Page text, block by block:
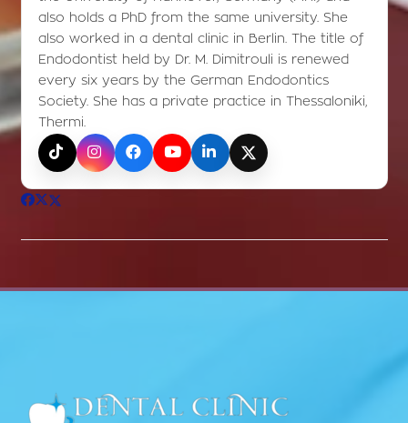
also holds a PhD from the same university. She
also worked in a dental clinic in Berlin. The title of
Endodontist held by Dr. M. Dimitrouli is renewed
every six years by the German Endodontics
Society. She has a private practice in Thessaloniki,
Thermi.
TikTokInstagramFacebookYouTubeLinkedInX (Twitter)